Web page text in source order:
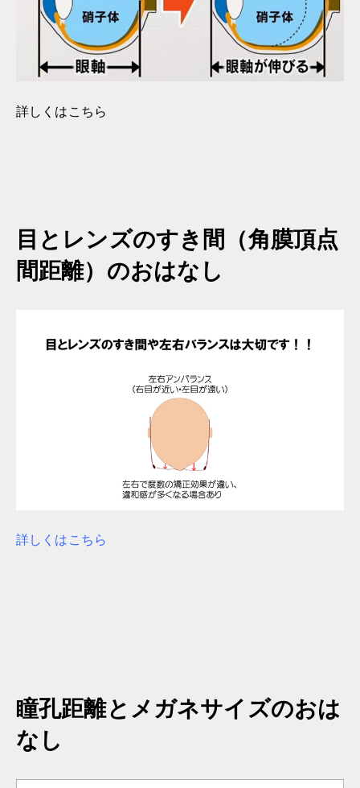
詳しくはこちら
目とレンズのすき間（角膜頂点
間距離）のおはなし
詳しくはこちら
瞳孔距離とメガネサイズのおは
なし